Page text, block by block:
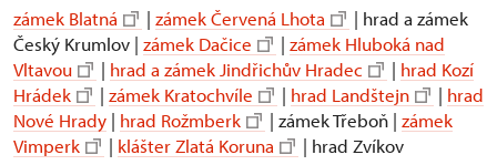
zámek Blatná | zámek Červená Lhota
| hrad a zámek
Český Krumlov | zámek Dačice | zámek Hluboká nad
Vltavou
| hrad a zámek Jindřichův Hradec | hrad Kozí
Hrádek
| zámek Kratochvíle | hrad Landštejn | hrad
Nové Hrady | hrad Rožmberk | zámek Třeboň | zámek
Vimperk
| klášter Zlatá Koruna | hrad Zvíkov